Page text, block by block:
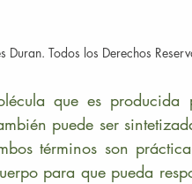
Todos los Derechos
que es
puede ser
términos son
para que pueda